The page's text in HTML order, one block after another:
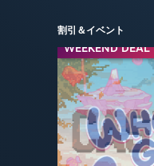
割引＆イベント
WEEKEND DEAL
WEEKEND DEAL
今日のスペシャル